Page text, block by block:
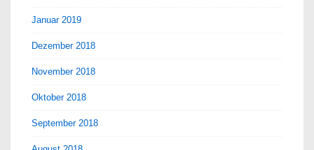
Januar 2019
Dezember 2018
November 2018
Oktober 2018
September 2018